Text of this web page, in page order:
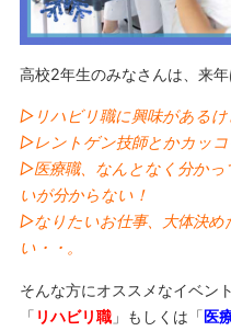
高校2年生のみなさんは、来年
▷リハビリ職に興味がある
▷レントゲン技師とかカッコ
▷医療職、なんとなく分か
いが分からない！
▷なりたいお仕事、大体決
い・・。
そんな方にオススメなイベン
「 リハビリ職」もしくは「医